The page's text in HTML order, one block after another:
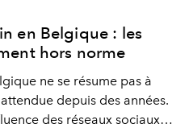
en Belgique : les
hors norme
ne se résume pas à
depuis des années.
des réseaux sociaux et